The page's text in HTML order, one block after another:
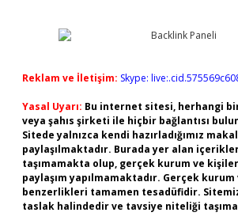
Reklam ve İletişim: Skype:
Yasal Uyarı: Bu internet sitesi, herhangi
veya şahıs şirketi ile hiçbir bağlantısı
Sitede yalnızca kendi hazırladığımız
paylaşılmaktadır. Burada yer alan
taşımamakta olup, gerçek kurum ve
paylaşım yapılmamaktadır. Gerçek
benzerlikleri tamamen tesadüfidir.
taslak halindedir ve tavsiye niteliği